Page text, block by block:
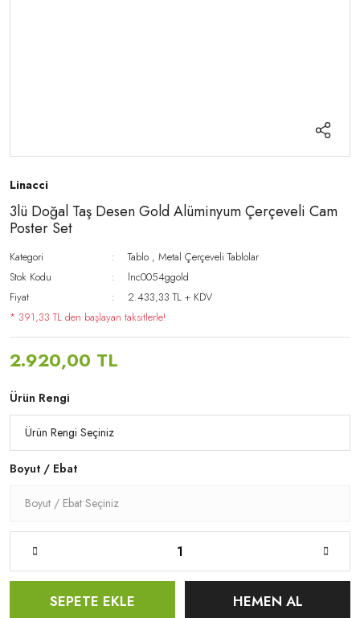
Linacci
3lü Doğal Taş Desen Gold Alüminyum Çerçeveli Cam
Poster Set
Kategori Tablo ,Metal Çerçeveli Tablolar
Stok Kodu
lnc0054ggold
Fiyat
2.433,33 TL + KDV
* 391,33 TL den başlayan taksitlerle!
2.920,00 TL
Ürün Rengi
Boyut / Ebat
SEPETE EKLE HEMEN AL